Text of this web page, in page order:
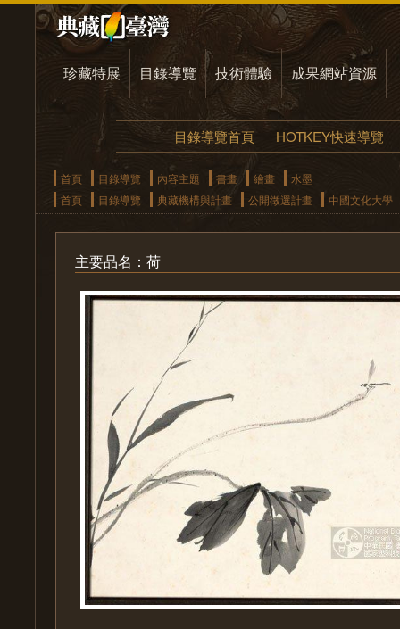
珍藏特展 目錄導覽 技術體驗 成果網站資源
目錄導覽首頁 HOTKEY快速導覽
首頁 目錄導覽 內容主題 書畫 繪畫
水墨
首頁
目錄導覽 典藏機構與計畫 公開徵選計畫 中國文化大學
主要品名：荷